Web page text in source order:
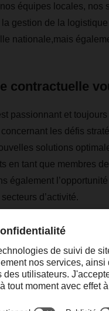
équipes locales, nos
gestion de la
nationale,mais
contractuelle
passionnant et
les défis
solutions
en tant que membres
également
d’activité.
contractuelle en
nous avons créé
dans le
économiques les plus